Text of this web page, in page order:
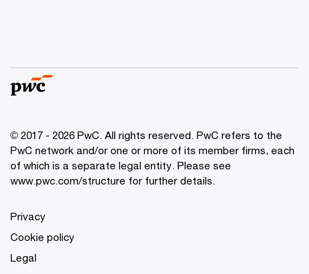
© 2017 - 2026 PwC. All rights reserved. PwC refers to the
PwC network and/or one or more of its member firms, each
of which is a separate legal entity. Please see
www.pwc.com/structure for further details.
Privacy
Cookie policy
Legal